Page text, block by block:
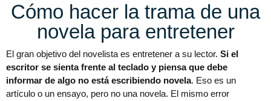
Cómo hacer la trama de una
novela para entretener
El gran objetivo del novelista es entretener a su lector. Si el
escritor se sienta frente al teclado y piensa que debe
informar de algo no está escribiendo novela. Eso es un
artículo o un ensayo, pero no una novela. El mismo error